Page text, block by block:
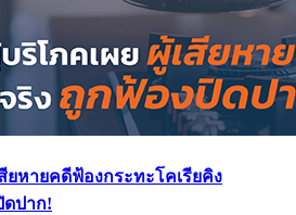
ยหายคดีฟ้องกระทะโคเรียคิง
ปาก!